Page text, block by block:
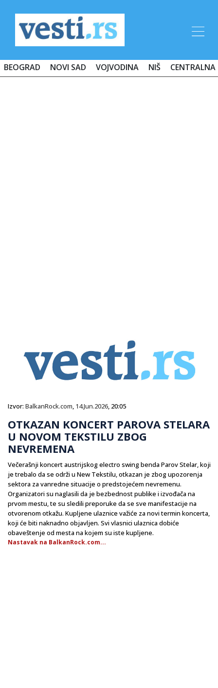
BEOGRAD NOVI SAD VOJVODINA NIŠ CENTRALNA
Izvor: BalkanRock.com, 14.Jun.2026, 20:05
OTKAZAN KONCERT PAROVA STELARA
U NOVOM TEKSTILU ZBOG
NEVREMENA
Večerašnji koncert austrijskog electro swing benda Parov Stelar, koji
je trebalo da se održi u New Tekstilu, otkazan je zbog upozorenja
sektora za vanredne situacije o predstojećem nevremenu.
Organizatori su naglasili da je bezbednost publike i izvođača na
prvom mestu, te su sledili preporuke da se sve manifestacije na
otvorenom otkažu. Kupljene ulaznice važiće za novi termin koncerta,
koji će biti naknadno objavljen. Svi vlasnici ulaznica dobiće
obaveštenje od mesta na kojem su iste kupljene.
Nastavak na BalkanRock.com...